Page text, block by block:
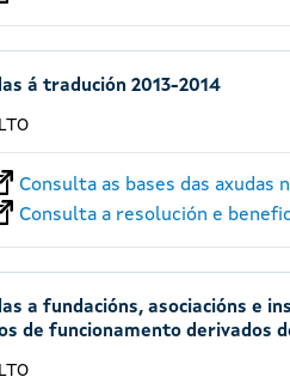
á tradución 2013-2014
Consulta as bases das axudas
Consulta a resolución e
a fundacións, asociacións e
de funcionamento derivados